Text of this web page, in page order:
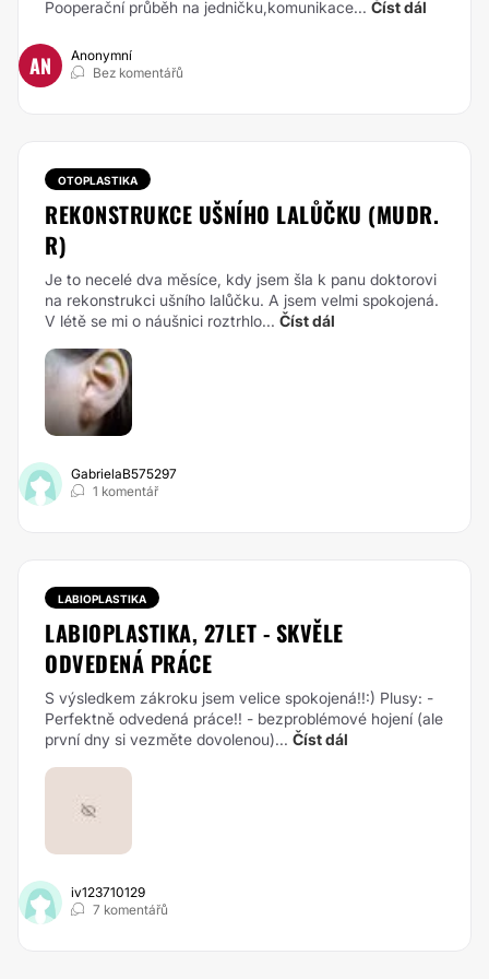
Pooperační průběh na jedničku,komunikace... Číst dál
AN
Anonymní
Bez komentářů
OTOPLASTIKA
REKONSTRUKCE UŠNÍHO LALŮČKU (MUDR.
R)
Je to necelé dva měsíce, kdy jsem šla k panu doktorovi
na rekonstrukci ušního lalůčku. A jsem velmi spokojená.
V létě se mi o náušnici roztrhlo... Číst dál
GabrielaB575297
1 komentář
LABIOPLASTIKA
LABIOPLASTIKA, 27LET - SKVĚLE
ODVEDENÁ PRÁCE
S výsledkem zákroku jsem velice spokojená!!:) Plusy: -
Perfektně odvedená práce!! - bezproblémové hojení (ale
první dny si vezměte dovolenou)... Číst dál
iv123710129
7 komentářů